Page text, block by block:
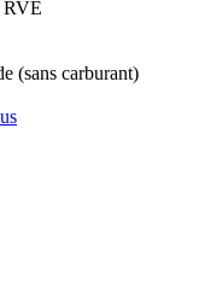
RVE
(sans carburant)